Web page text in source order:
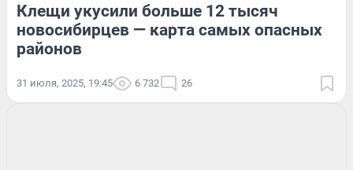
Клещи укусили больше 12 тысяч
новосибирцев — карта самых опасных
районов
31 июля, 2025, 19:45 6 732 26